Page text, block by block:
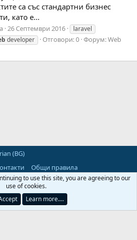
са със стандартни бизнес
като е...
26 Септември 2016
laravel
developer Отговори: 0 Форум:Web
(BG)
Общи правила
Помощ Начало
R
S
Hosting by:
to use this site, you are agreeing to our
use of cookies.
Learn more.…